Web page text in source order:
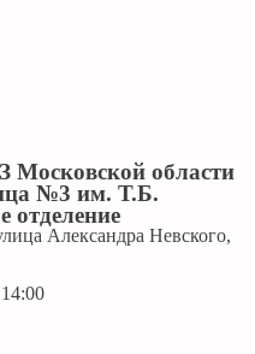
Московской области
№3 им. Т.Б.
отделение
Александра Невского,